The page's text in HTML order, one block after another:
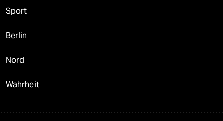
Sport
Berlin
Nord
Wahrheit